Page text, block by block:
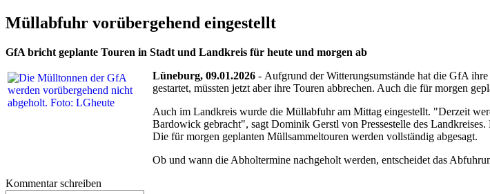
Müllabfuhr vorübergehend eingestellt
GfA bricht geplante Touren in Stadt und Landkreis für heute und morgen ab
Lüneburg, 09.01.2026 - Aufgrund der Witterungsumstände hat die GfA
gestartet, müssten jetzt aber ihre Touren abbrechen. Auch die für morgen
Auch im Landkreis wurde die Müllabfuhr am Mittag eingestellt. "Derzeit
Bardowick gebracht", sagt Dominik Gerstl von Pressestelle des
Die für morgen geplanten Müllsammeltouren werden vollständig abgesagt.
Ob und wann die Abholtermine nachgeholt werden, entscheidet das
Kommentar schreiben